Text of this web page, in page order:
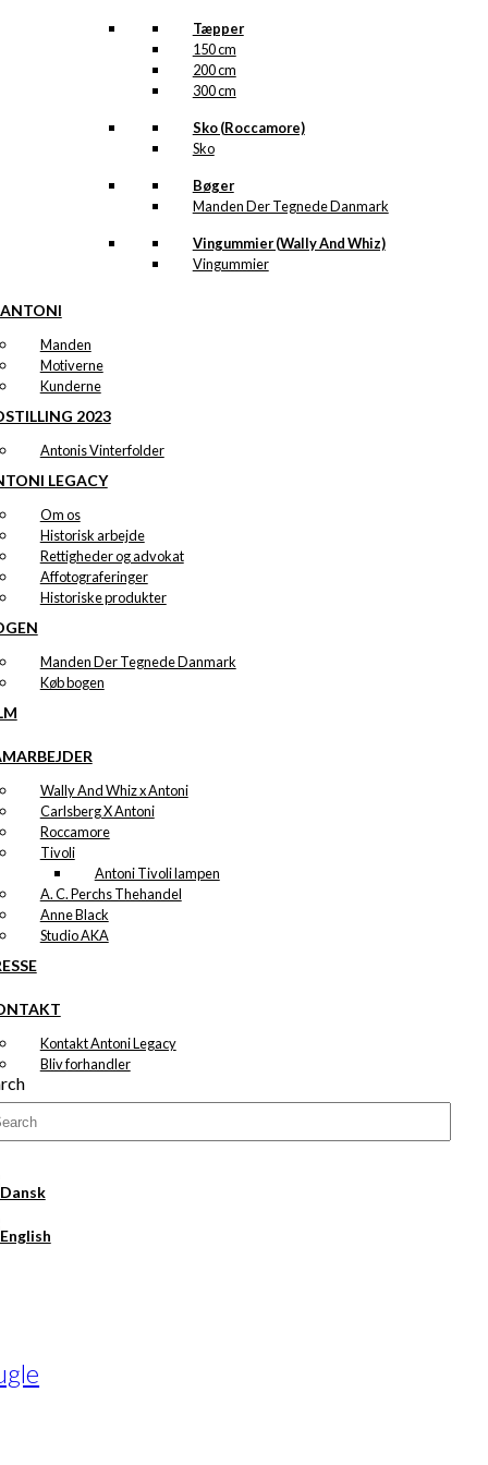
Tæpper
150 cm
200 cm
300 cm
Sko (Roccamore)
Sko
Bøger
Manden Der Tegnede Danmark
Vingummier (Wally And Whiz)
Vingummier
Manden
Motiverne
Kunderne
2023
Antonis Vinterfolder
LEGACY
Om os
Historisk arbejde
Rettigheder og advokat
Affotograferinger
Historiske produkter
Manden Der Tegnede Danmark
Køb bogen
Wally And Whiz x Antoni
Carlsberg X Antoni
Roccamore
Tivoli
Antoni Tivoli lampen
A. C. Perchs Thehandel
Anne Black
Studio AKA
Kontakt Antoni Legacy
Bliv forhandler